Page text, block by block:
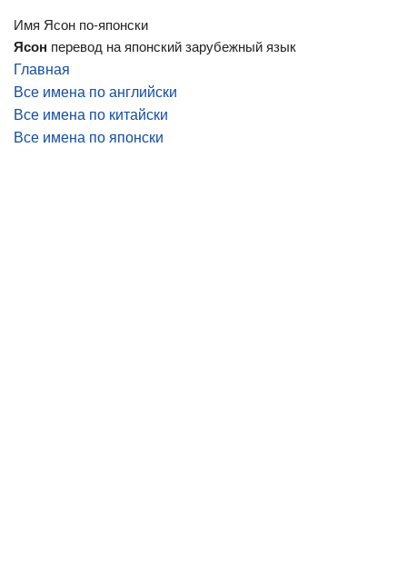
Имя Ясон по-японски
Ясон перевод на японский зарубежный язык
Главная
Все имена по английски
Все имена по китайски
Все имена по японски